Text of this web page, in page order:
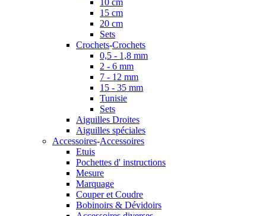
10 cm
15 cm
20 cm
Sets
Crochets-Crochets
0,5 - 1,8 mm
2 - 6 mm
7 - 12 mm
15 - 35 mm
Tunisie
Sets
Aiguilles Droites
Aiguilles spéciales
Accessoires-Accessoires
Etuis
Pochettes d' instructions
Mesure
Marquage
Couper et Coudre
Bobinoirs & Dévidoirs